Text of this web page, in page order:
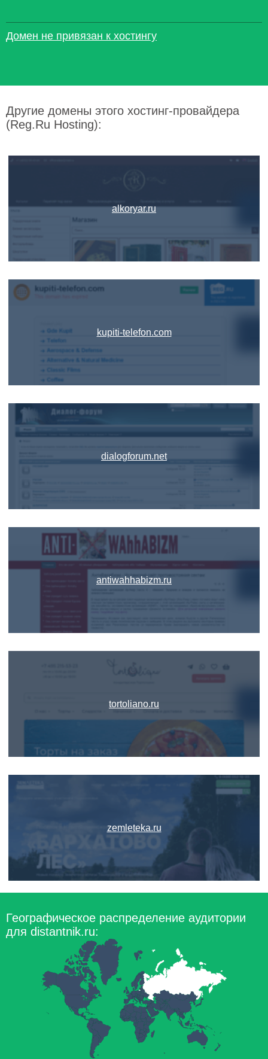
Домен не привязан к хостингу
Другие домены этого хостинг-провайдера
(Reg.Ru Hosting):
alkoryar.ru
kupiti-telefon.com
dialogforum.net
antiwahhabizm.ru
tortoliano.ru
zemleteka.ru
Географическое распределение аудитории
для distantnik.ru: